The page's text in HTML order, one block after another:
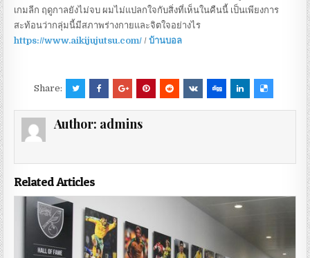
เกมลีก ฤดูกาลยังไม่จบ ผมไม่แปลกใจกับสิ่งที่เห็นในคืนนี้ เป็นเพียงการ
สะท้อนว่ากลุ่มนี้มีสภาพร่างกายและจิตใจอย่างไร
https://www.aikijujutsu.com/ /บ้านบอล
Share:
Author: admins
Related Articles